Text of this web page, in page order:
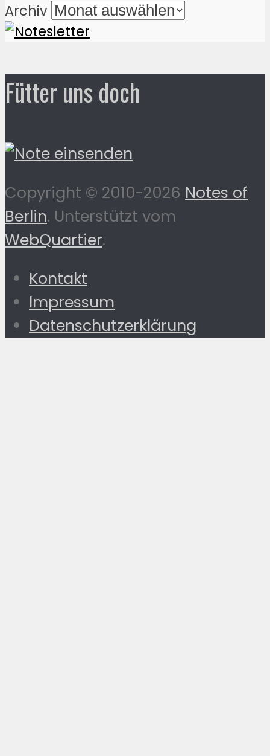
Archiv
Fütter uns doch
Copyright © 2010-2026 Notes of
Berlin. Unterstützt vom
WebQuartier.
Kontakt
Impressum
Datenschutzerklärung